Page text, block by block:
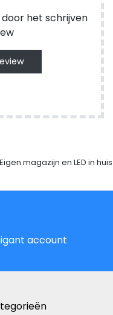
het schrijven
Eigen magazijn en LED in
account